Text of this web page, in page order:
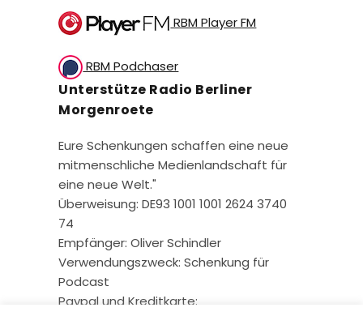
RBM Player FM
RBM Podchaser
Unterstütze Radio Berliner
Morgenroete
Eure Schenkungen schaffen eine neue
mitmenschliche Medienlandschaft für
eine neue Welt."
Überweisung: DE93 1001 1001 2624 3740
74
Empfänger: Oliver Schindler
Verwendungszweck: Schenkung für
Podcast
Paypal und Kreditkarte: